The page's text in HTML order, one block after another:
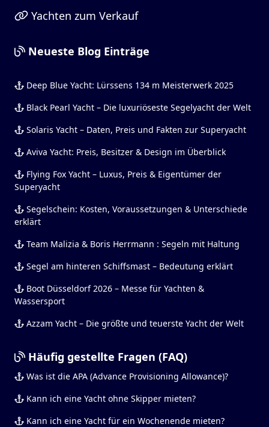
Yachten zum Verkauf
Neueste Blog Einträge
Deep Blue Yacht: Lürssens 134 m Meisterwerk 2025
Black Pearl Yacht – Die luxuriöseste Segelyacht der Welt
Solaris Yacht – Daten, Preis und Fakten zur Superyacht
Aviva Yacht: Preis, Besitzer & Design im Überblick
Flying Fox Yacht – Luxus, Preis & Eigentümer der
Superyacht
Segelschein: Kosten, Voraussetzungen & Unterschiede
erklärt
Team Malizia & Boris Herrmann : Segeln mit Haltung
Segel am hinteren Schiffsmast – Bedeutung erklärt
Boot Düsseldorf 2026 – Messe für Yachten &
Wassersport
Azzam Yacht – Die größte und teuerste Yacht der Welt
Häufig gestellte Fragen (FAQ)
Was ist die APA (Advance Provisioning Allowance)?
Kann ich eine Yacht ohne Skipper mieten?
Kann ich eine Yacht für ein Wochenende mieten?